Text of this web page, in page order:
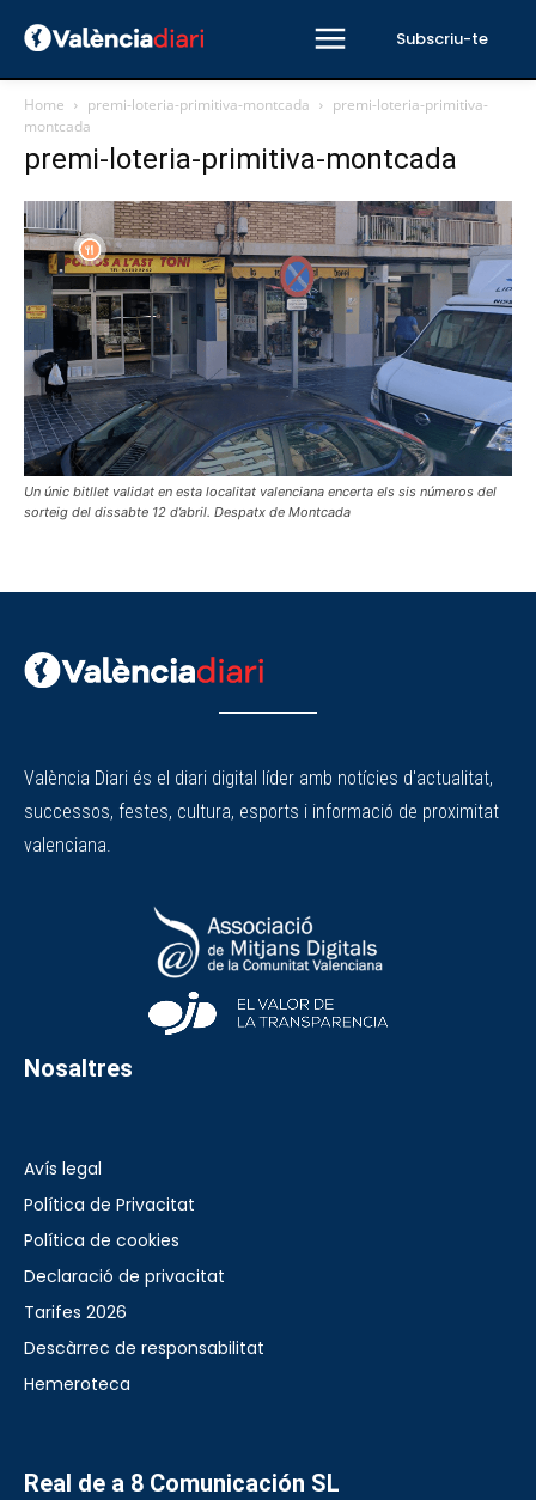
Subscriu-te
Home premi-loteria-primitiva-montcada
premi-loteria-primitiva-
montcada
premi-loteria-primitiva-montcada
Un únic bitllet validat en esta localitat valenciana encerta els sis números del
sorteig del dissabte 12 d’abril. Despatx de Montcada
València Diari és el diari digital líder amb notícies d'actualitat,
successos, festes, cultura, esports i informació de proximitat
valenciana.
Nosaltres
Avís legal
Política de Privacitat
Política de cookies
Declaració de privacitat
Tarifes 2026
Descàrrec de responsabilitat
Hemeroteca
Real de a 8 Comunicación SL